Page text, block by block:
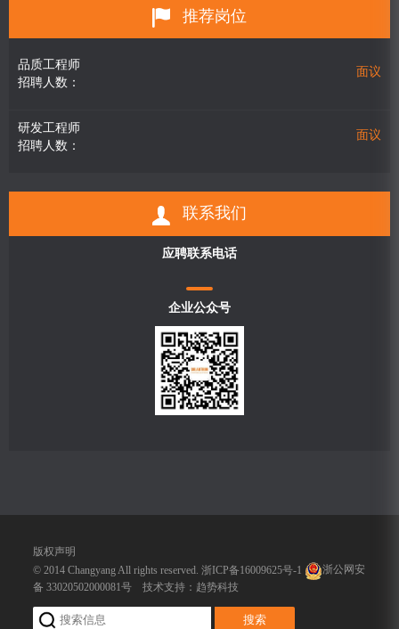
推荐岗位
品质工程师
招聘人数：
面议
研发工程师
招聘人数：
面议
联系我们
应聘联系电话
企业公众号
版权声明
© 2014 Changyang All rights reserved. 浙ICP备16009625号-1
浙公网安
备 33020502000081号 技术支持： 趋势科技
搜索